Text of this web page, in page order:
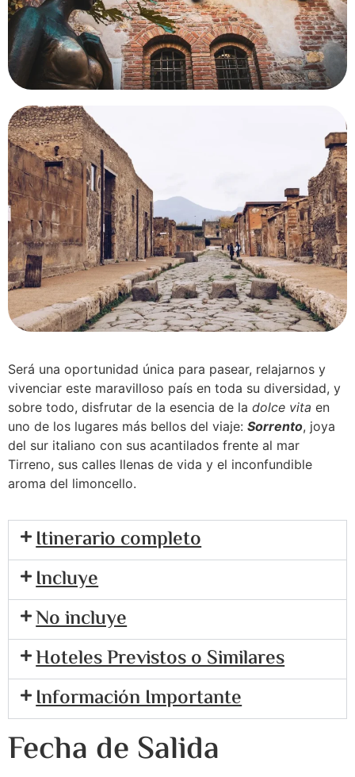
Será una oportunidad única para pasear, relajarnos y
vivenciar este maravilloso país en toda su diversidad, y
sobre todo, disfrutar de la esencia de la dolce vita en
uno de los lugares más bellos del viaje: Sorrento, joya
del sur italiano con sus acantilados frente al mar
Tirreno, sus calles llenas de vida y el inconfundible
aroma del limoncello.
Itinerario completo
Incluye
No incluye
Hoteles Previstos o Similares
Información Importante
Fecha de Salida